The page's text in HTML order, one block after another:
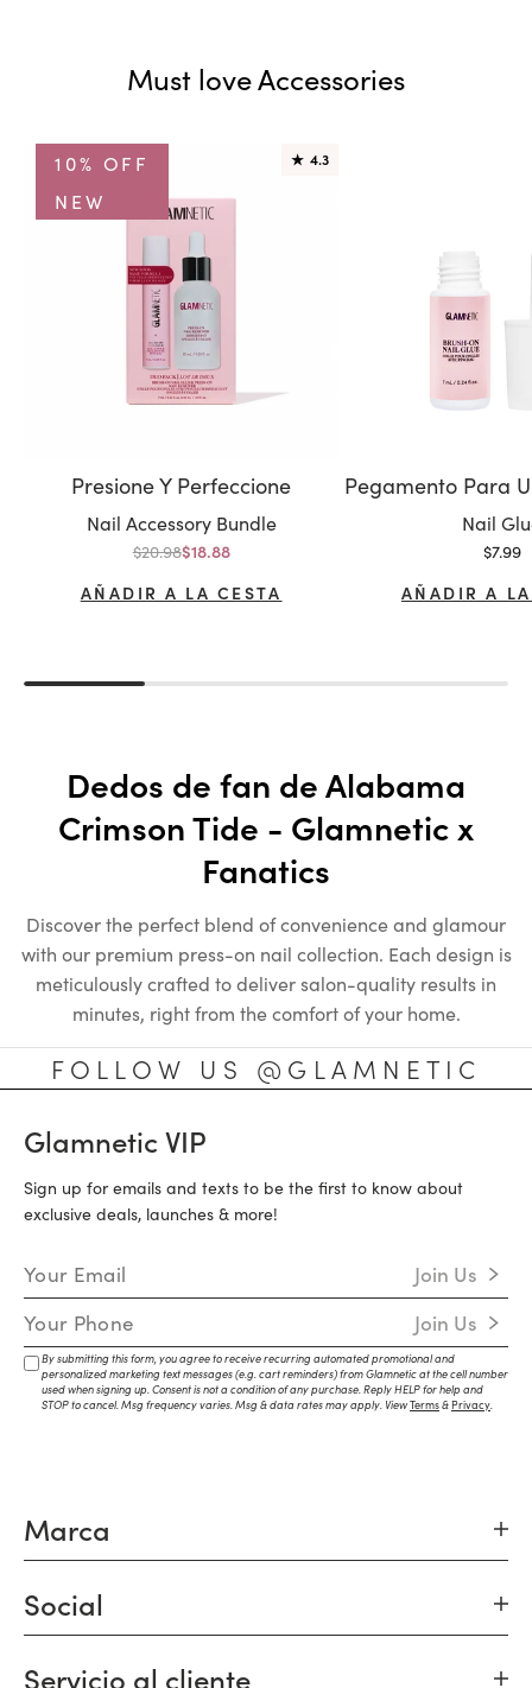
Must love Accessories
10% OFF
NEW
★ 4.3
Presione Y Perfeccione
Variante:
Nail Accessory Bundle
Precio normal
$20.98Precio de oferta
$18.88
AÑADIR A LA CESTA
Nail
$7.99
AÑADIR A
Dedos de fan de Alabama
Crimson Tide - Glamnetic x
Fanatics
Discover the perfect blend of convenience and glamour
with our premium press-on nail collection. Each design is
meticulously crafted to deliver salon-quality results in
minutes, right from the comfort of your home.
FOLLOW US @GLAMNETIC
Glamnetic VIP
Sign up for emails and texts to be the first to know about
exclusive deals, launches & more!
Email Address Join Us
Mobile Number Join Us
By submitting this form, you agree to receive recurring automated promotional and
personalized marketing text messages (e.g. cart reminders) from Glamnetic at the cell number
used when signing up. Consent is not a condition of any purchase. Reply HELP for help and
STOP to cancel. Msg frequency varies. Msg & data rates may apply. ViewTerms&Privacy
Marca
Social
Servicio al cliente